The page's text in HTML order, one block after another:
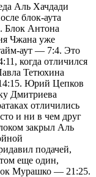
Аль Хачдади
блок-аута
Блок Антона
Чжана уже
аут — 7:4. Это
когда отличился
Тетюхина
14:15. Юрий Цепков
Дмитриева
отличились
и ни в чем друг
закрыл Аль
подачей,
еще один,
Мурашко — 21:25.